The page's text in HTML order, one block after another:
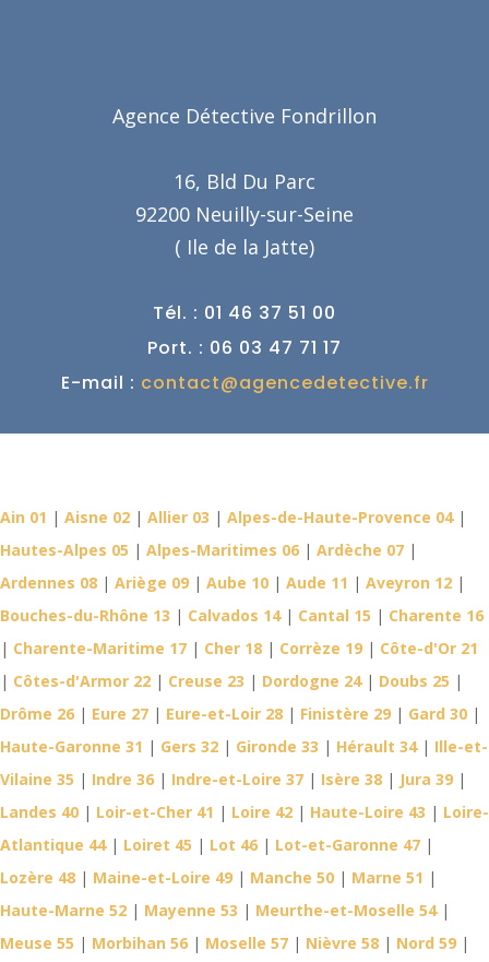
Agence Détective Fondrillon
16, Bld Du Parc
92200 Neuilly-sur-Seine
( Ile de la Jatte)
Tél. : 01 46 37 51 00
Port. : 06 03 47 71 17
E-mail : contact@agencedetective.fr
Ain 01 | Aisne 02 | Allier 03 | Alpes-de-Haute-Provence 04|
Hautes-Alpes 05 | Alpes-Maritimes 06 | Ardèche 07 |
Ardennes 08 | Ariège 09 | Aube 10 | Aude 11 | Aveyron 12 |
Bouches-du-Rhône 13 | Calvados 14| Cantal 15 | Charente 16
| Charente-Maritime 17 | Cher 18 | Corrèze 19 | Côte-d'Or 21
| Côtes-d'Armor 22 | Creuse 23 | Dordogne 24| Doubs 25 |
Drôme 26 | Eure 27 | Eure-et-Loir 28 | Finistère 29 | Gard 30 |
Haute-Garonne 31 | Gers 32 | Gironde 33 | Hérault 34| Ille-et-
Vilaine 35 | Indre 36 | Indre-et-Loire 37 | Isère 38 | Jura 39 |
Landes 40 | Loir-et-Cher 41 | Loire 42 | Haute-Loire 43 | Loire-
Atlantique 44| Loiret 45 | Lot 46 | Lot-et-Garonne 47 |
Lozère 48 | Maine-et-Loire 49 | Manche 50 | Marne 51 |
Haute-Marne 52 | Mayenne 53 | Meurthe-et-Moselle 54|
Meuse 55 | Morbihan 56 | Moselle 57 | Nièvre 58 | Nord 59 |